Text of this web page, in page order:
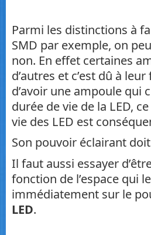
Parmi les distinctions à
SMD par exemple, on
non. En effet certaines
d’autres et c’est dû à
d’avoir une ampoule qui
durée de vie de la LED,
vie des LED est
Son pouvoir éclairant
Il faut aussi essayer
fonction de l’espace qui
immédiatement sur le
LED.